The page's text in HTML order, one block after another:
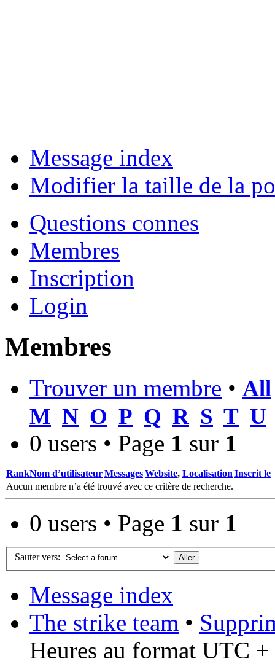
Message index
Modifier la taille de la
Questions connes
Membres
Inscription
Login
Membres
Trouver un membre • All
M N O P Q R S T U
0 users • Page 1 sur 1
RankNom d’utilisateurMessagesWebsite, Localisation Inscrit le
Aucun membre n’a été trouvé avec ce critère de recherche.
0 users • Page 1 sur 1
Sauter vers:
Message index
The strike team •
Heures au format UTC